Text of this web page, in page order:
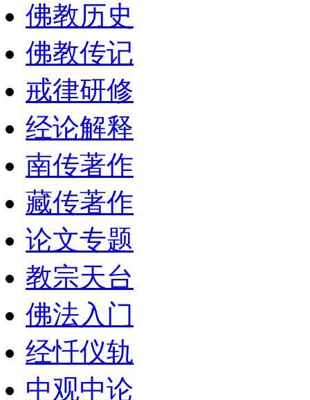
佛教历史
佛教传记
戒律研修
经论解释
南传著作
藏传著作
论文专题
教宗天台
佛法入门
经忏仪轨
中观中论